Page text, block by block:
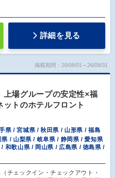
詳細を見る
掲載期間：26/08/01～26/08/31
上場グループの安定性×福
トのホテルフロント
県 / 宮城県 / 秋田県 / 山形県 / 福島
/ 山梨県 / 岐阜県 / 静岡県 / 愛知県
和歌山県 / 岡山県 / 広島県 / 徳島県 /
チェックイン・チェックアウト・